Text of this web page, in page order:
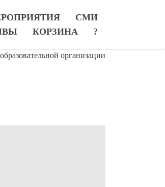
СМИ
КОРЗИНА ?
организации